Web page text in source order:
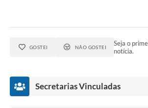
GOSTEI NÃO GOSTEI
Seja o
notícia.
Secretarias Vinculadas